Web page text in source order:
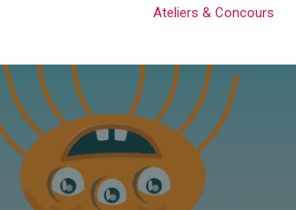
Ateliers & Concours